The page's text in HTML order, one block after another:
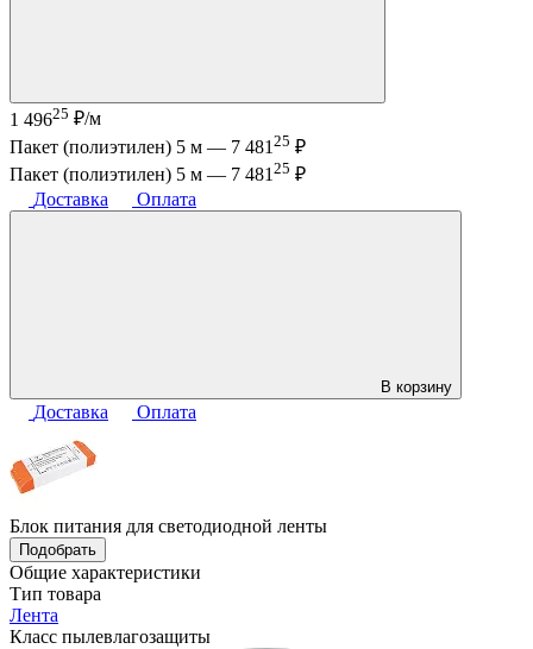
1 49625 ₽/м
Пакет (полиэтилен) 5 м — 7 481 25 ₽
Пакет (полиэтилен) 5 м — 7 481 25 ₽
Доставка
Оплата
В корзину
Доставка Оплата
Блок питания для светодиодной ленты
Подобрать
Общие характеристики
Тип товара
Лента
Класс пылевлагозащиты